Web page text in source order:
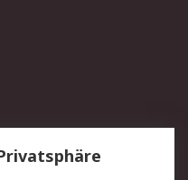
Lieferlösungen